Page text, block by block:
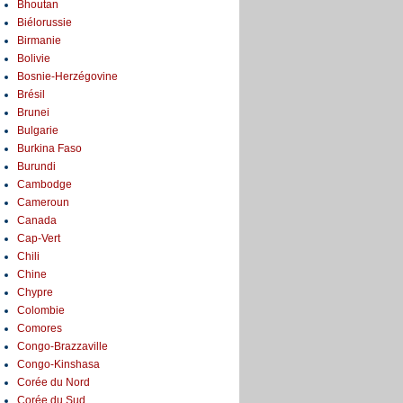
Bhoutan
Biélorussie
Birmanie
Bolivie
Bosnie-Herzégovine
Brésil
Brunei
Bulgarie
Burkina Faso
Burundi
Cambodge
Cameroun
Canada
Cap-Vert
Chili
Chine
Chypre
Colombie
Comores
Congo-Brazzaville
Congo-Kinshasa
Corée du Nord